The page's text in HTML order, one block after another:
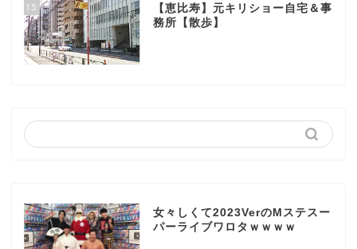
15
【恵比寿】元キリショー自宅＆事
務所【散歩】
女々しくて2023VerのMステスー
パーライブワロタｗｗｗｗ